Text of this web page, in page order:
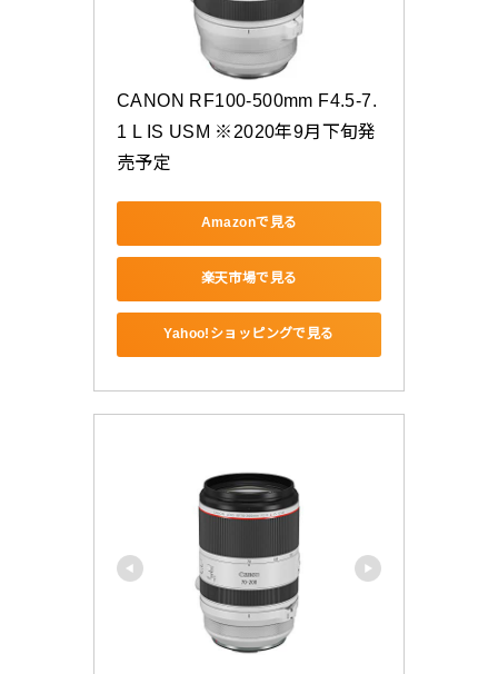
CANON RF100-500mm F4.5-7.
1 L IS USM ※2020年9月下旬発
売予定
Amazonで見る
楽天市場で見る
Yahoo!ショッピングで見る